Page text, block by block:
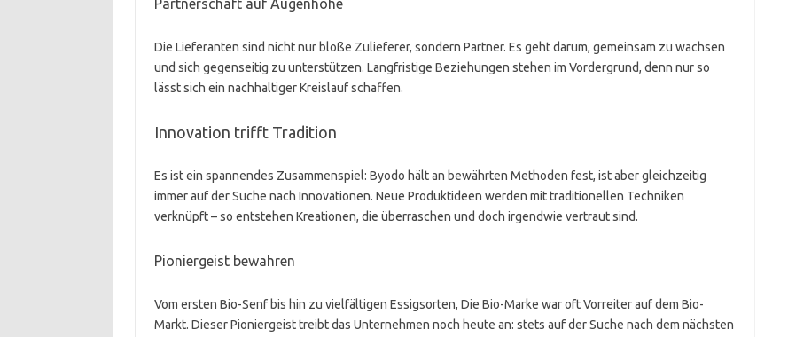
Partnerschaft auf Augenhöhe
Die Lieferanten sind nicht nur bloße Zulieferer, sondern Partner. Es geht darum, gemeinsam zu wachsen
und sich gegenseitig zu unterstützen. Langfristige Beziehungen stehen im Vordergrund, denn nur so
lässt sich ein nachhaltiger Kreislauf schaffen.
Innovation trifft Tradition
Es ist ein spannendes Zusammenspiel: Byodo hält an bewährten Methoden fest, ist aber gleichzeitig
immer auf der Suche nach Innovationen. Neue Produktideen werden mit traditionellen Techniken
verknüpft – so entstehen Kreationen, die überraschen und doch irgendwie vertraut sind.
Pioniergeist bewahren
Vom ersten Bio-Senf bis hin zu vielfältigen Essigsorten, Die Bio-Marke war oft Vorreiter auf dem Bio-
Markt. Dieser Pioniergeist treibt das Unternehmen noch heute an: stets auf der Suche nach dem nächsten